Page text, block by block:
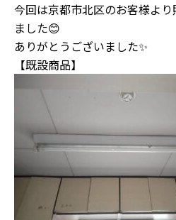
今回は京都市北区のお客様よ
ました😊
ありがとうございました✨
【既設商品】